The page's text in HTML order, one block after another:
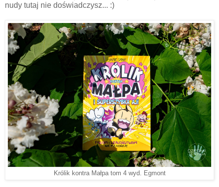
nudy tutaj nie doświadczysz... :)
Królik kontra Małpa tom 4 wyd. Egmont